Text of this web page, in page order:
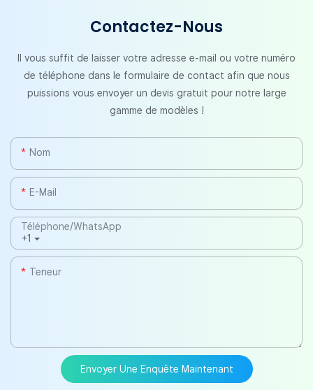
Contactez-Nous
Il vous suffit de laisser votre adresse e-mail ou votre numéro
de téléphone dans le formulaire de contact afin que nous
puissions vous envoyer un devis gratuit pour notre large
gamme de modèles !
Nom
E-Mail
+1
Téléphone/WhatsApp
Teneur
Envoyer Une Enquête Maintenant